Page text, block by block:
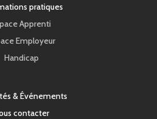
pratiques
Apprenti
Employeur
Handicap
& Événements
contacter